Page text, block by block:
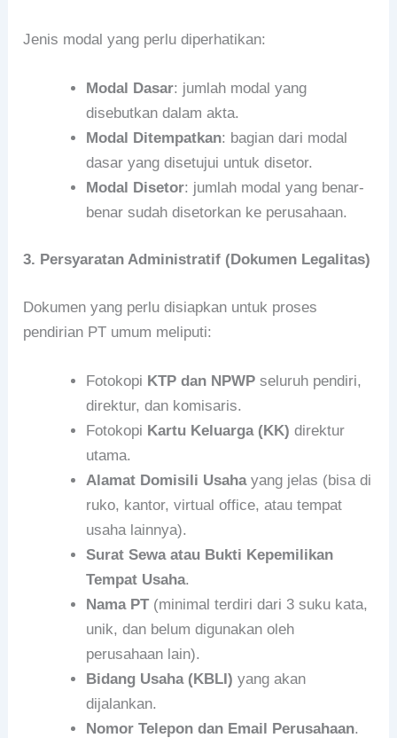
Jenis modal yang perlu diperhatikan:
Modal Dasar: jumlah modal yang
disebutkan dalam akta.
Modal Ditempatkan: bagian dari modal
dasar yang disetujui untuk disetor.
Modal Disetor: jumlah modal yang benar-
benar sudah disetorkan ke perusahaan.
3. Persyaratan Administratif (Dokumen Legalitas)
Dokumen yang perlu disiapkan untuk proses
pendirian PT umum meliputi:
Fotokopi KTP dan NPWP seluruh pendiri,
direktur, dan komisaris.
Fotokopi Kartu Keluarga (KK) direktur
utama.
Alamat Domisili Usahayang jelas (bisa di
ruko, kantor, virtual office, atau tempat
usaha lainnya).
Surat Sewa atau Bukti Kepemilikan
Tempat Usaha.
Nama PT(minimal terdiri dari 3 suku kata,
unik, dan belum digunakan oleh
perusahaan lain).
Bidang Usaha (KBLI) yang akan
dijalankan.
Nomor Telepon dan Email Perusahaan.